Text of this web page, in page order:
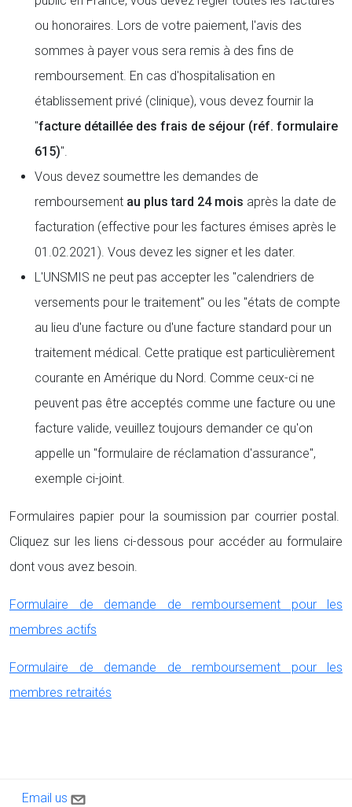
ou honoraires. Lors de votre paiement, l'avis des
sommes à payer vous sera remis à des fins de
remboursement. En cas d'hospitalisation en
établissement privé (clinique), vous devez fournir la
"facture détaillée des frais de séjour (réf. formulaire
615)".
Vous devez soumettre les demandes de
remboursement au plus tard 24 mois après la date de
facturation (effective pour les factures émises après le
01.02.2021). Vous devez les signer et les dater.
L'UNSMIS ne peut pas accepter les "calendriers de
versements pour le traitement" ou les "états de compte
au lieu d'une facture ou d'une facture standard pour un
traitement médical. Cette pratique est particulièrement
courante en Amérique du Nord. Comme ceux-ci ne
peuvent pas être acceptés comme une facture ou une
facture valide, veuillez toujours demander ce qu'on
appelle un "formulaire de réclamation d'assurance",
exemple ci-joint.
Formulaires papier pour la soumission par courrier postal.
Cliquez sur les liens ci-dessous pour accéder au formulaire
dont vous avez besoin.
Formulaire de demande de remboursement pour les
membres actifs
Formulaire de demande de remboursement pour les
membres retraités
Contact us
Email us